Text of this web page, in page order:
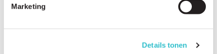
Marketing
Details tonen
How can I share my story?
Can I participate in conferences?